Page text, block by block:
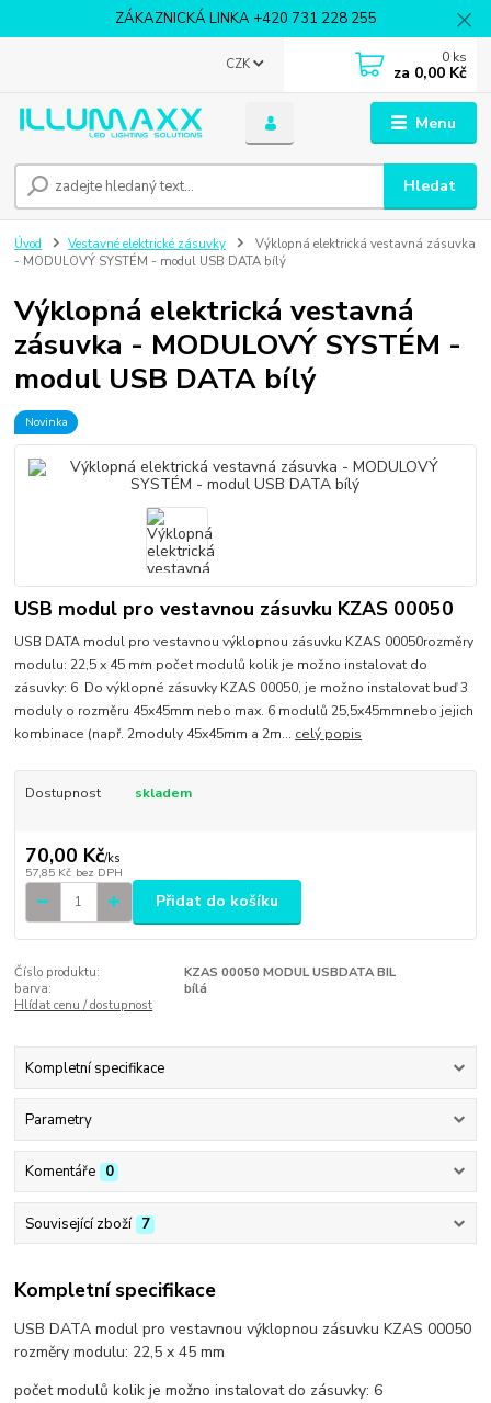
ZÁKAZNICKÁ LINKA +420 731 228 255
Menu
CZK
Hledat
0 ks
za 0,00 Kč
Úvod Vestavné elektrické zásuvky
Výklopná elektrická vestavná zásuvka
- MODULOVÝ SYSTÉM - modul USB DATA bílý
Výklopná elektrická vestavná
zásuvka - MODULOVÝ SYSTÉM -
modul USB DATA bílý
Novinka
USB modul pro vestavnou zásuvku KZAS 00050
USB DATA modul pro vestavnou výklopnou zásuvku KZAS 00050rozměry
modulu: 22,5 x 45 mm počet modulů kolik je možno instalovat do
zásuvky: 6 Do výklopné zásuvky KZAS 00050, je možno instalovat buď 3
moduly o rozměru 45x45mm nebo max. 6 modulů 25,5x45mmnebo jejich
kombinace (např. 2moduly 45x45mm a 2m... celý popis
Dostupnost skladem
70,00 Kč/ks
57,85 Kč bez DPH
Přidat do košíku
Číslo produktu:
KZAS 00050 MODUL USBDATA BIL
barva:
bílá
Hlídat cenu / dostupnost
Kompletní specifikace
Parametry
Komentáře 0
Související zboží 7
Kompletní specifikace
USB DATA modul pro vestavnou výklopnou zásuvku KZAS 00050
rozměry modulu: 22,5 x 45 mm
počet modulů kolik je možno instalovat do zásuvky: 6